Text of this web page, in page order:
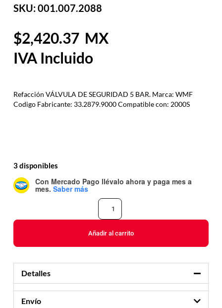
SKU: 001.007.2088
2,420.37
Refacción VÁLVULA DE SEGURIDAD 5 BAR. Marca: WMF
Codigo Fabricante: 33.2879.9000 Compatible con: 2000S
3 disponibles
Con Mercado Pago llévalo ahora y paga mes a
mes. Saber más
Añadir al carrito
Detalles
Envío